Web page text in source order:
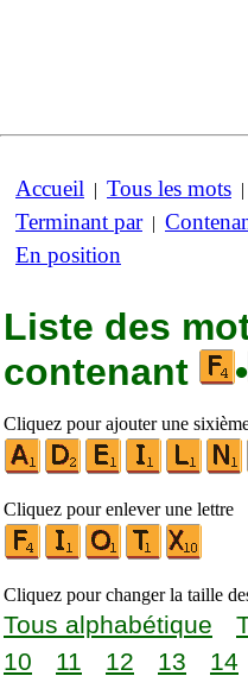
Accueil | Tous les mots |
Terminant par|
En position
Liste des
contenant
•
Cliquez pour ajouter une
Cliquez pour enlever une lettre
Cliquez pour changer la taille
Tous alphabétique
10
11 12 13 14